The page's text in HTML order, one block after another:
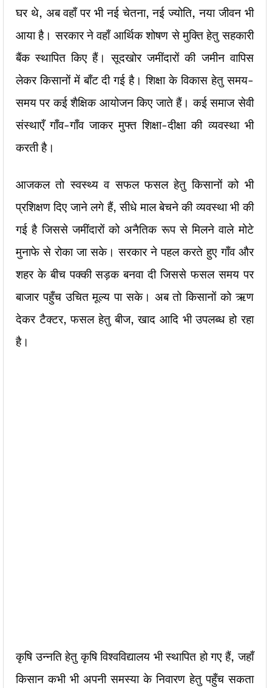
घर थे, अब वहाँ पर भी नई चेतना, नई ज्योति, नया जीवन भी
आया है। सरकार ने वहाँ आर्थिक शोषण से मुक्ति हेतु सहकारी
बैंक स्थापित किए हैं। सूदखोर जमींदारों की जमीन वापिस
लेकर किसानों में बाँट दी गई है। शिक्षा के विकास हेतु समय-
समय पर कई शैक्षिक आयोजन किए जाते हैं। कई समाज सेवी
संस्थाएँ गाँव-गाँव जाकर मुफ्त शिक्षा-दीक्षा की व्यवस्था भी
करती है।
आजकल तो स्वस्थ्य व सफल फसल हेतु किसानों को भी
प्रशिक्षण दिए जाने लगे हैं, सीधे माल बेचने की व्यवस्था भी की
गई है जिससे जमींदारों को अनैतिक रूप से मिलने वाले मोटे
मुनाफे से रोका जा सके। सरकार ने पहल करते हुए गाँव और
शहर के बीच पक्की सड़क बनवा दी जिससे फसल समय पर
बाजार पहुँच उचित मूल्य पा सके। अब तो किसानों को ऋण
देकर टैक्टर, फसल हेतु बीज, खाद आदि भी उपलब्ध हो रहा
है।
कृषि उन्नति हेतु कृषि विश्वविद्यालय भी स्थापित हो गए हैं, जहाँ
किसान कभी भी अपनी समस्या के निवारण हेतु पहुँच सकता